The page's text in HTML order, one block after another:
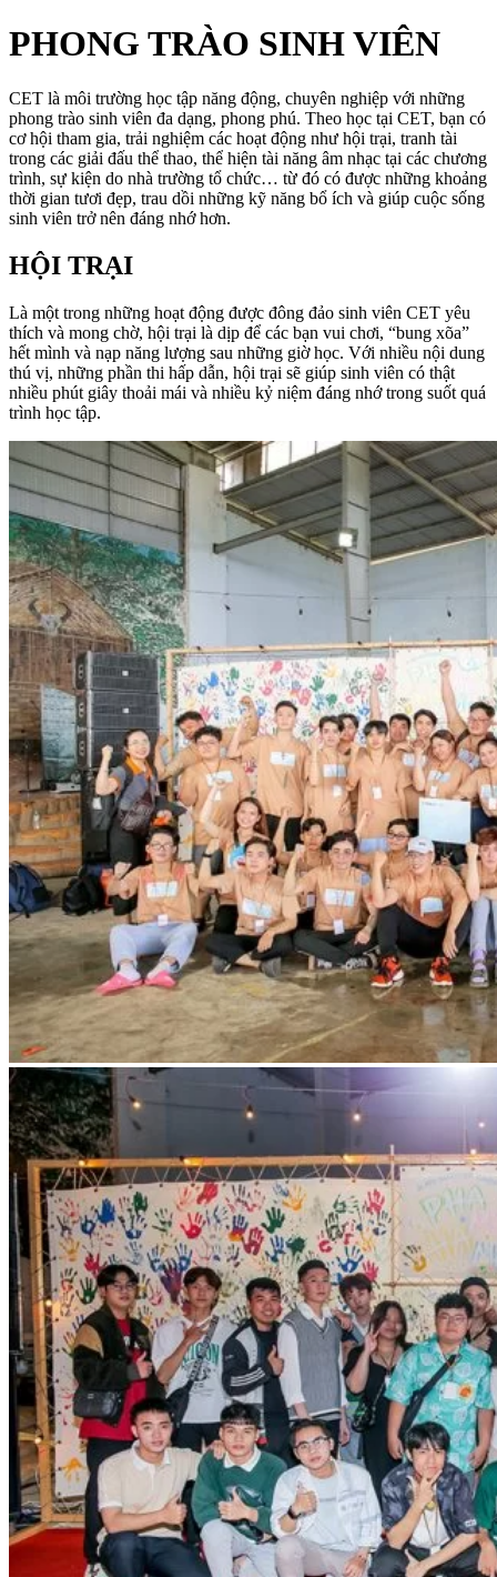
PHONG TRÀO SINH VIÊN
CET là môi trường học tập năng động, chuyên nghiệp với những
phong trào sinh viên đa dạng, phong phú. Theo học tại CET, bạn có
cơ hội tham gia, trải nghiệm các hoạt động như hội trại, tranh tài
trong các giải đấu thể thao, thể hiện tài năng âm nhạc tại các chương
trình, sự kiện do nhà trường tổ chức… từ đó có được những khoảng
thời gian tươi đẹp, trau dồi những kỹ năng bổ ích và giúp cuộc sống
sinh viên trở nên đáng nhớ hơn.
HỘI TRẠI
Là một trong những hoạt động được đông đảo sinh viên CET yêu
thích và mong chờ, hội trại là dịp để các bạn vui chơi, “bung xõa”
hết mình và nạp năng lượng sau những giờ học. Với nhiều nội dung
thú vị, những phần thi hấp dẫn, hội trại sẽ giúp sinh viên có thật
nhiều phút giây thoải mái và nhiều kỷ niệm đáng nhớ trong suốt quá
trình học tập.